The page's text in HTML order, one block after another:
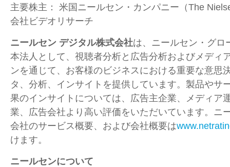
主要株主：
米国ニールセン・カンパニー（The
会社ビデオリサーチ
ニールセン デジタル株式会社は、ニールセン・グロ
本法人として、視聴者分析と広告分析およびメディ
ンを通じて、お客様のビジネスにおける重要な意思
タ、分析、インサイトを提供しています。製品やサ
果のインサイトについては、広告主企業、メディア
業、広告会社より高い評価をいただいています。ニ
会社のサービス概要、および会社概要は
けます。
ニールセンについて